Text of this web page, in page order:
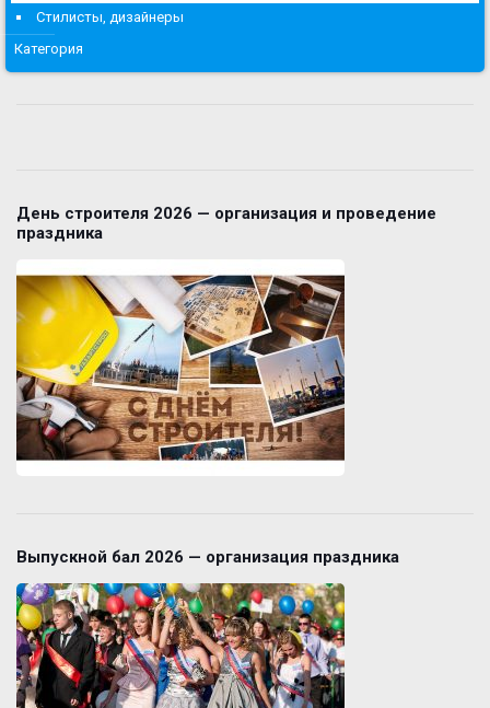
Стилисты, дизайнеры
Категория
День строителя 2026 — организация и проведение
праздника
Выпускной бал 2026 — организация праздника